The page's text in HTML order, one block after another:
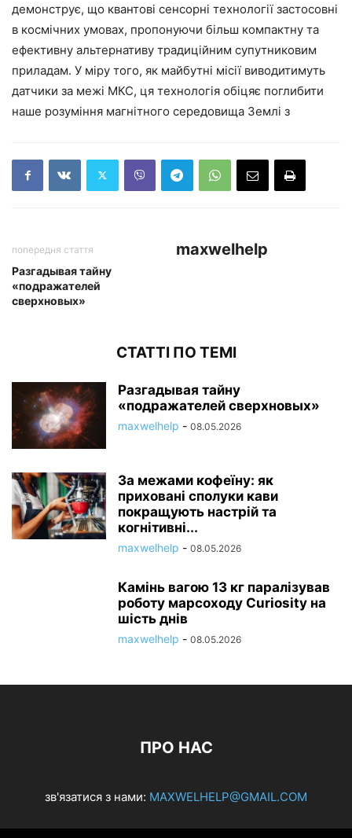
демонструє, що квантові сенсорні технології застосовні
в космічних умовах, пропонуючи більш компактну та
ефективну альтернативу традиційним супутниковим
приладам. У міру того, як майбутні місії виводитимуть
датчики за межі МКС, ця технологія обіцяє поглибити
наше розуміння магнітного середовища Землі з
попередня стаття
Разгадывая тайну
«подражателей
сверхновых»
maxwelhelp
СТАТТІ ПО ТЕМІ
Разгадывая тайну
«подражателей сверхновых»
maxwelhelp - 08.05.2026
За межами кофеїну: як
приховані сполуки кави
покращують настрій та
когнітивні...
maxwelhelp - 08.05.2026
Камінь вагою 13 кг паралізував
роботу марсоходу Curiosity на
шість днів
maxwelhelp - 08.05.2026
ПРО НАС
зв'язатися з нами: MAXWELHELP@GMAIL.COM